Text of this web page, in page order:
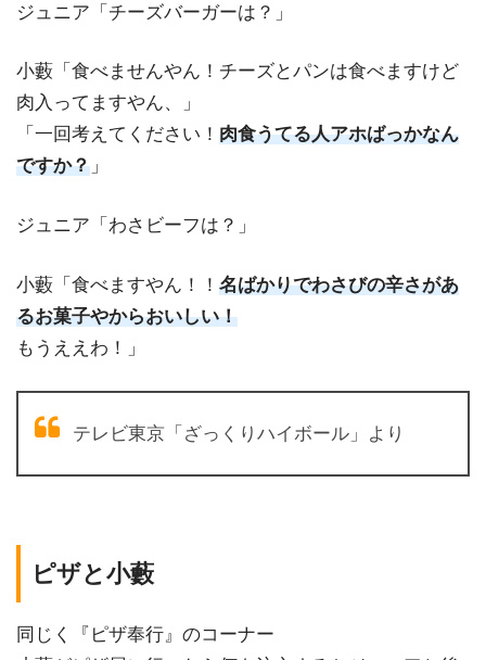
ジュニア「チーズバーガーは？」
小藪「食べませんやん！チーズとパンは食べますけど
肉入ってますやん、」
「一回考えてください！ 肉食うてる人アホばっかなん
ですか？ 」
ジュニア「わさビーフは？」
小藪「食べますやん！！ 名ばかりでわさびの辛さがあ
るお菓子やからおいしい！
もうええわ！」
テレビ東京「ざっくりハイボール」より
ピザと小藪
同じく『ピザ奉行』のコーナー